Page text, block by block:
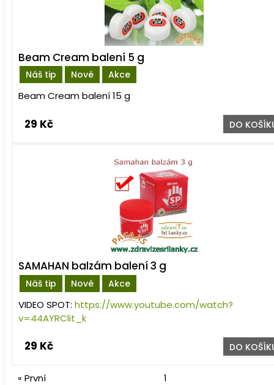
Náš tip Nové Akce
Beam Cream balení 5 g
Beam Cream balení 15 g
29 Kč DO
Náš tip Nové Akce
SAMAHAN balzám balení 3 g
VIDEO SPOT:https://www.youtube.com/watch?
v=44AYRClit_k
29 Kč DO
« První 1